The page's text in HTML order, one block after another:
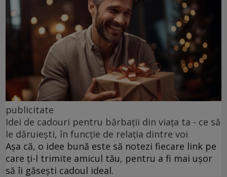
publicitate
Idei de cadouri pentru bărbații din viața ta - ce să
le dăruiești, în funcție de relația dintre voi
Așa că, o idee bună este să notezi fiecare link pe
care ți-l trimite amicul tău, pentru a fi mai ușor
să îi găsești cadoul ideal.